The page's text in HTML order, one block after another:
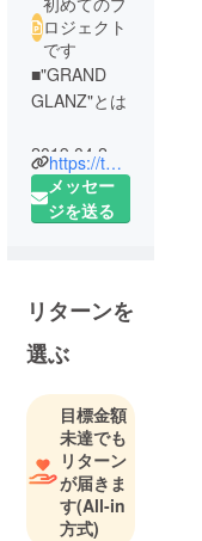
ロジェクト
です
■"GRAND
GLANZ"とは
2019.04.24
より
ボーカ
ダン
ス"TARO"
の3人により
結成された
ボーカル&ダ
ンスパ
フォーマン
スグループ
です。
https://twitter.com/grand_glanz
メッセー
ジを送る
リターンを
選ぶ
目標金額
未達でも
リターン
が届きま
す(All-in
方式)